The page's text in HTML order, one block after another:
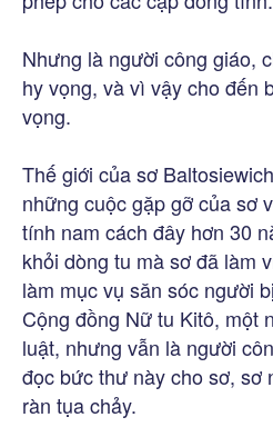
Nhưng là người công giáo,
hy vọng, và vì vậy cho đến
vọng.
Thế giới của sơ
những cuộc gặp gỡ của sơ
tính nam cách đây hơn 30
khỏi dòng tu mà sơ đã làm
làm mục vụ săn sóc người
Cộng đồng Nữ tu Kitô, một
luật, nhưng vẫn là người
đọc bức thư này cho sơ, sơ
ràn tụa chảy.